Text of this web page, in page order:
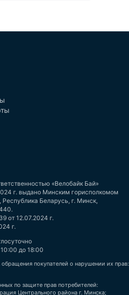
«Велобайк Бай»
г. выдано Минским горисполкомом
Беларусь, г. Минск,
от 12.07.2024 г.
г.
до 18:00
покупателей о нарушении их прав:
по защите прав потребителей:
Центрального района г. Минска;